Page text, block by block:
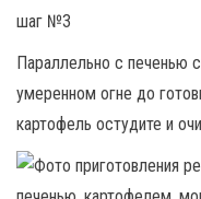
Параллельно с печенью
умеренном огне до
картофель остудите и